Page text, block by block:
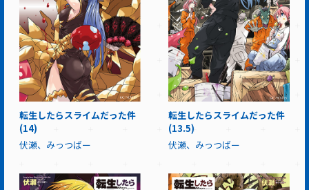
転生したらスライムだった件
(14)
伏瀬、みっつばー
転生したらスライムだった件
(13.5)
伏瀬、みっつばー